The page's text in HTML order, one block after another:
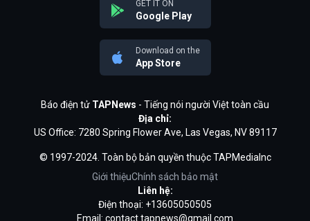
GET IT ON
Google Play
Download on the
App Store
Báo điện tử TAPNews - Tiếng nói người Việt toàn cầu
Địa chỉ:
US Office: 7280 Spring Flower Ave, Las Vegas, NV 89117
© 1997-2024. Toàn bộ bản quyền thuộc TAPMediaInc
Giới thiệuChính sách bảo mật
Liên hệ:
Điện thoại: +13605050505
Email: contact.tapnews@gmail.com